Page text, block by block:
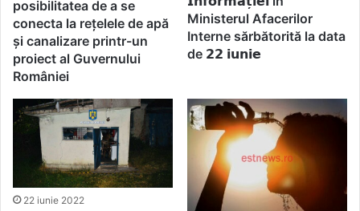
posibilitatea de a se
conecta la rețelele de apă
și canalizare printr-un
proiect al Guvernului
României
Ministerul Afacerilor
Interne sărbătorită la data
de 𝟮𝟮 𝗶𝘂𝗻𝗶𝗲
22 iunie 2022